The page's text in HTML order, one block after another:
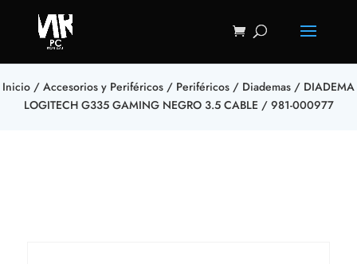
Inicio / Accesorios y Periféricos / Periféricos / Diademas / DIADEMA
LOGITECH G335 GAMING NEGRO 3.5 CABLE / 981-000977